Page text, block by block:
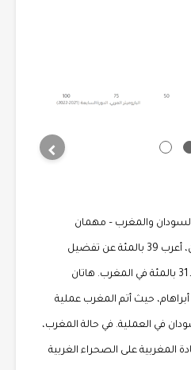
السودان والمغرب – مهمان
وملحوظان . في حالة السودان، أعرب 39 بالمئة عن تفضيل
التطبيع مع إسرائيل مقارنة بـ 31 بالمئة في المغرب. هاتان
حيث أتم المغرب عملية
في العملية. في حالة المغرب،
المغربية على الصحراء الغربية